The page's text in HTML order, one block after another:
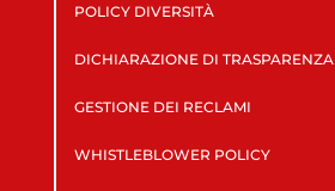
POLICY DIVERSITÀ
DICHIARAZIONE DI TRASPARENZA
GESTIONE DEI RECLAMI
WHISTLEBLOWER POLICY